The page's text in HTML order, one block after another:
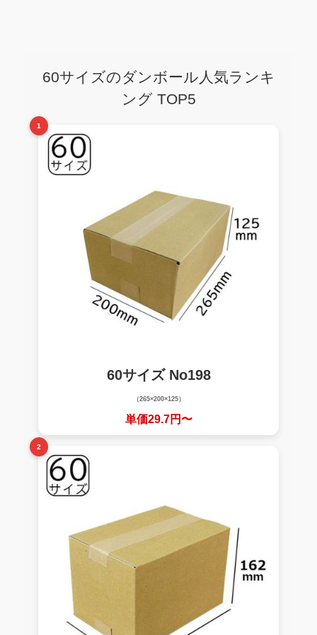
60サイズのダンボール人気ランキ
ング TOP5
1
60サイズ No198
（265×200×125）
単価29.7円〜
2